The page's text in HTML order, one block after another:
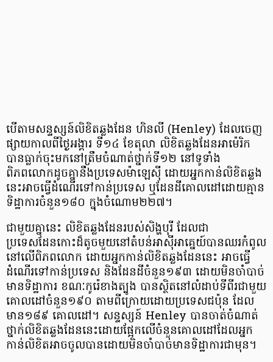
បើតាមសន្ទស្សន៍លិខិតឆ្លងដែន ហិនលី (Henley) ដែលចេញ
ផ្សាយកាលពីថ្ងៃអង្គារ ទី១៤ ខែតុលា លិខិតឆ្លងដែនអាម៉េរិក
បានធ្លាក់ចុះមកនៅត្រឹមចំណាត់ថ្នាក់ទី១២ នៅទូទាំង
ពិភពលោកដូចគ្នានឹងប្រទេសម៉ាឡេស៊ី ដោយអ្នកកាន់លិខិតឆ្លង
នេះអាចធ្វើដំណើរទៅកាន់ប្រទេស ឬដែនដីគោលដៅដោយគ្មាន
ទិដ្ឋាការចំនួន១៨០ ក្នុងចំណោម២២៧។
ជាមួយគ្នានេះ លិខិតឆ្លងដែនរបស់សិង្ហបុរី ដែលជា
ប្រទេសដែនកោះដ៏តូចមួយនៅតំបន់អាស៊ីអាគ្នេយ៍បានឈរកំពូល
នៅលើពិភពលោក ដោយអ្នកកាន់លិខិតឆ្លងដែននេះ អាចធ្វើ
ដំណើរទៅកាន់ប្រទេស និងដែនដីចំនួន១៩៣ ដោយមិនចាំបាច់
មានទិដ្ឋាការ ខណៈកូរ៉េខាងត្បូង បានស្ថិតនៅលំដាប់ទីពីរជាមួយ
គោលដៅចំនួន១៩០ តាមពីក្រោយដោយប្រទេសជប៉ុន ដែល
មាន១៨៩ គោលដៅ។ សន្ទស្សន៍ Henley បានចាត់ចំណាត់
ថ្នាក់លិខិតឆ្លងដែននេះដោយផ្អែកលើចំនួនគោលដៅដែលអ្នក
កាន់លិខិតអាចចូលបានដោយមិនចាំបាច់មានទិដ្ឋាការជាមុន។